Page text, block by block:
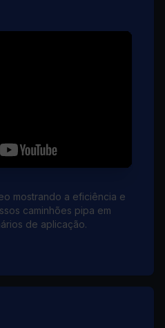
mostrando a eficiência e
caminhões pipa em
de aplicação.